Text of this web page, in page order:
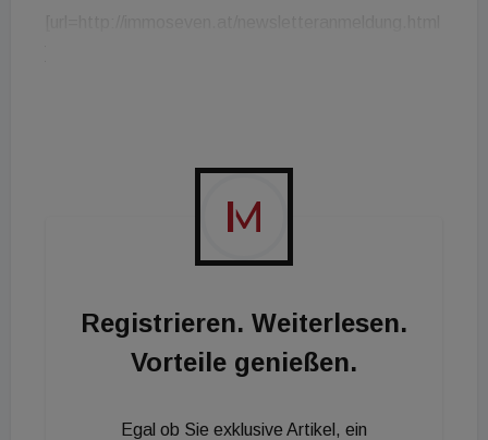
Gemeinsam schaffen wir das!
Registrieren. Weiterlesen.
Vorteile genießen.
Egal ob Sie exklusive Artikel, ein